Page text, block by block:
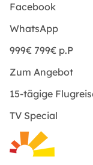
Facebook
WhatsApp
999€ 799€ p.P
Zum Angebot
15-tägige
TV Special